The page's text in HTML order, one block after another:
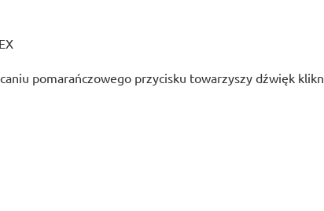
pomarańczowego przycisku towarzyszy dźwięk